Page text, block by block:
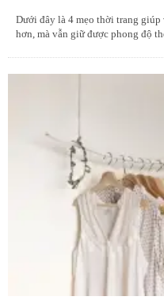
Dưới đây là 4 mẹo thời trang giúp
hơn, mà vẫn giữ được phong độ